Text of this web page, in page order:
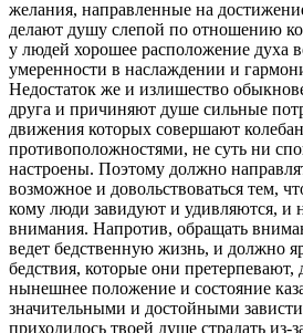
желания, направленные на
делают душу слепой по отношению
у людей хорошее расположение духа
умеренности в наслаждении и
Недостаток же и излишество
друга и причиняют душе сильные
движения которых совершают
противоположностями, не суть ни
настроены. Поэтому должно
возможное и довольствоваться тем,
кому люди завидуют и удивляются, и
внимания. Напротив, обращать
ведет бедственную жизнь, и должно
бедствия, которые они претерпевают,
нынешнее положение и состояние
значительными и достойными
приходилось твоей душе страдать из-